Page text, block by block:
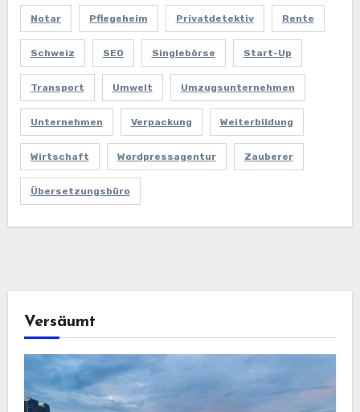
Notar Pflegeheim Privatdetektiv Rente
Schweiz SEO Singlebörse Start-Up
Transport Umwelt Umzugsunternehmen
Unternehmen Verpackung Weiterbildung
Wirtschaft Wordpressagentur Zauberer
Übersetzungsbüro
Versäumt